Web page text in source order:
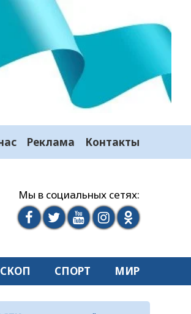
Реклама Контакты
Мы в социальных сетях:
СПОРТ МИР